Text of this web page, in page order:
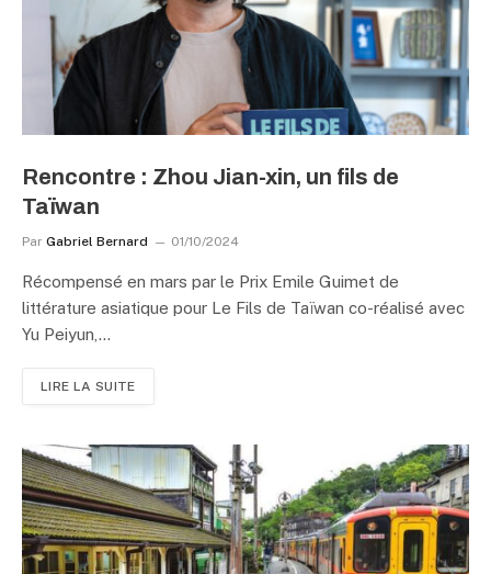
Rencontre : Zhou Jian-xin, un fils de
Taïwan
Par Gabriel Bernard 01/10/2024
Récompensé en mars par le Prix Emile Guimet de
littérature asiatique pour Le Fils de Taïwan co-réalisé avec
Yu Peiyun,…
LIRE LA SUITE